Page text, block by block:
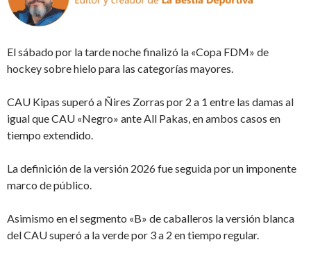
El sábado por la tarde noche finalizó la «Copa FDM» de
hockey sobre hielo para las categorías mayores.
CAU Kipas superó a Ñires Zorras por 2 a 1 entre las damas al
igual que CAU «Negro» ante All Pakas, en ambos casos en
tiempo extendido.
La definición de la versión 2026 fue seguida por un imponente
marco de público.
Asimismo en el segmento «B» de caballeros la versión blanca
del CAU superó a la verde por 3 a 2 en tiempo regular.